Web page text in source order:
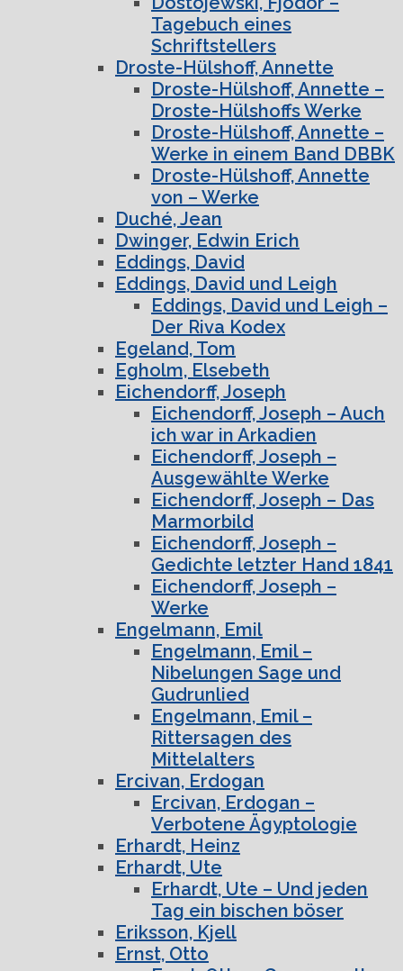
Tagebuch eines
Schriftstellers
Droste-Hülshoff, Annette
Droste-Hülshoff, Annette –
Droste-Hülshoffs Werke
Droste-Hülshoff, Annette –
Werke in einem Band DBBK
Droste-Hülshoff, Annette
von – Werke
Duché, Jean
Dwinger, Edwin Erich
Eddings, David
Eddings, David und Leigh
Eddings, David und Leigh –
Der Riva Kodex
Egeland, Tom
Egholm, Elsebeth
Eichendorff, Joseph
Eichendorff, Joseph – Auch
ich war in Arkadien
Eichendorff, Joseph –
Ausgewählte Werke
Eichendorff, Joseph – Das
Marmorbild
Eichendorff, Joseph –
Gedichte letzter Hand 1841
Eichendorff, Joseph –
Werke
Engelmann, Emil
Engelmann, Emil –
Nibelungen Sage und
Gudrunlied
Engelmann, Emil –
Rittersagen des
Mittelalters
Ercivan, Erdogan
Ercivan, Erdogan –
Verbotene Ägyptologie
Erhardt, Heinz
Erhardt, Ute
Erhardt, Ute – Und jeden
Tag ein bischen böser
Eriksson, Kjell
Ernst, Otto